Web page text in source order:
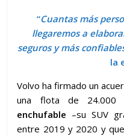
“Cuantas más
llegaremos a
seguros y más
la
Volvo ha firmado un
una flota de 24.000
enchufable –su SUV
entre 2019 y 2020 y